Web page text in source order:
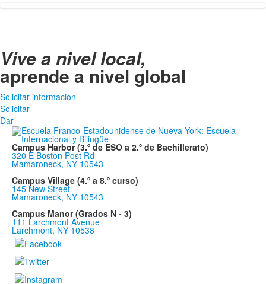
Vive a nivel local,
aprende a nivel global
Solicitar información
Solicitar
Dar
Campus Harbor (3.º de ESO a 2.º de Bachillerato)
320 E Boston Post Rd
Mamaroneck, NY 10543
Campus Village (4.º a 8.º curso)
145 New Street
Mamaroneck, NY 10543
Campus Manor (Grados N - 3)
111 Larchmont Avenue
Larchmont, NY 10538